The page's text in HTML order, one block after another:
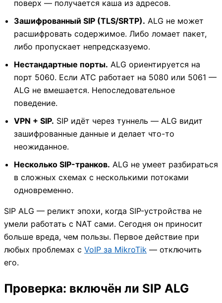
поверх — получается каша из адресов.
Зашифрованный SIP (TLS/SRTP). ALG не может
расшифровать содержимое. Либо ломает пакет,
либо пропускает непредсказуемо.
Нестандартные порты. ALG ориентируется на
порт 5060. Если АТС работает на 5080 или 5061 —
ALG не вмешается. Непоследовательное
поведение.
VPN + SIP. SIP идёт через туннель — ALG видит
зашифрованные данные и делает что-то
неожиданное.
Несколько SIP-транков. ALG не умеет разбираться
в сложных схемах с несколькими потоками
одновременно.
SIP ALG — реликт эпохи, когда SIP-устройства не
умели работать с NAT сами. Сегодня он приносит
больше вреда, чем пользы. Первое действие при
любых проблемах с VoIP за MikroTik — отключить
его.
Проверка: включён ли SIP ALG